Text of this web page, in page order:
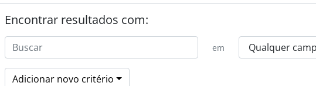
Encontrar resultados com:
em
Adicionar novo critério